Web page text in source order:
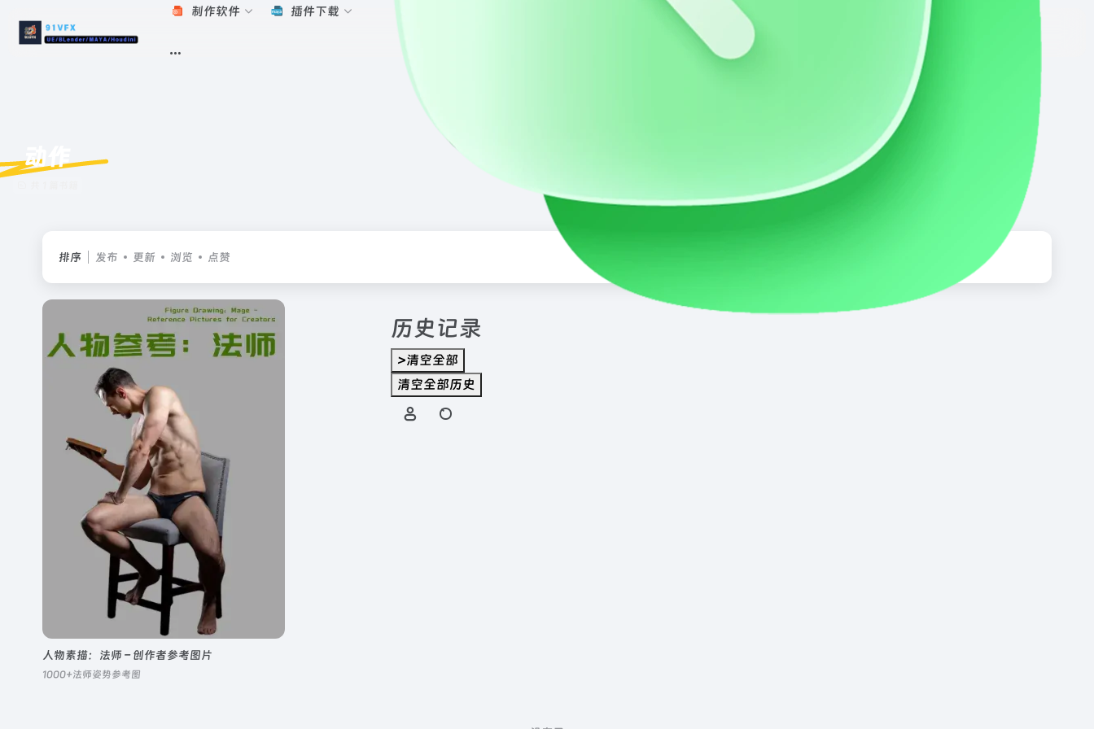
制作软件 插件下载
历史记录
>清空全部
清空全部历史
动作
排序 发布 更新 浏览 点赞
人物素描：法师 – 创作者参考图片
1000+法师姿势参考图